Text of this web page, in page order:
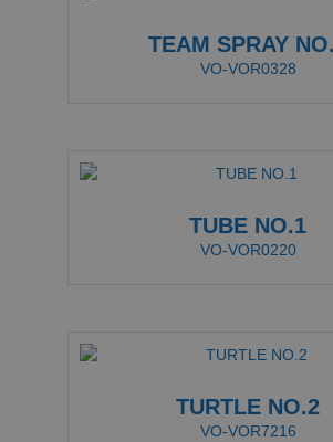
TEAM SPRAY
VO-VOR0328
TUBE NO.1
VO-VOR0220
TURTLE NO.2
VO-VOR7216